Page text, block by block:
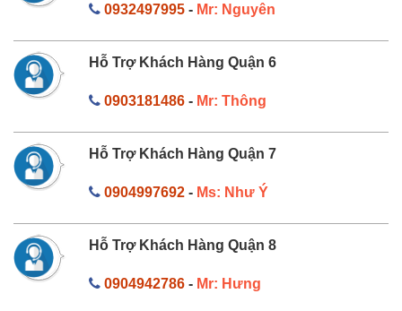
0932497995- Mr: Nguyên
Hỗ Trợ Khách Hàng Quận 6
0903181486- Mr: Thông
Hỗ Trợ Khách Hàng Quận 7
0904997692- Ms: Như Ý
Hỗ Trợ Khách Hàng Quận 8
0904942786- Mr: Hưng